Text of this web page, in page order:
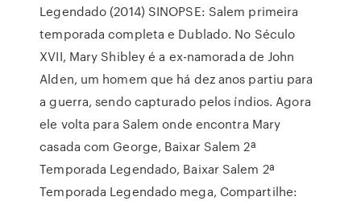
Legendado (2014) SINOPSE: Salem primeira
temporada completa e Dublado. No Século
XVII, Mary Shibley é a ex-namorada de John
Alden, um homem que há dez anos partiu para
a guerra, sendo capturado pelos índios. Agora
ele volta para Salem onde encontra Mary
casada com George, Baixar Salem 2ª
Temporada Legendado, Baixar Salem 2ª
Temporada Legendado mega, Compartilhe: